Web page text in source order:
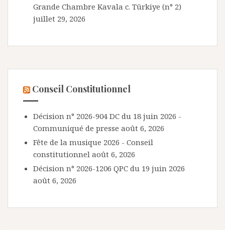
Grande Chambre Kavala c. Türkiye (n° 2)
juillet 29, 2026
Conseil Constitutionnel
Décision n° 2026-904 DC du 18 juin 2026 -
Communiqué de presse août 6, 2026
Fête de la musique 2026 - Conseil
constitutionnel août 6, 2026
Décision n° 2026-1206 QPC du 19 juin 2026
août 6, 2026